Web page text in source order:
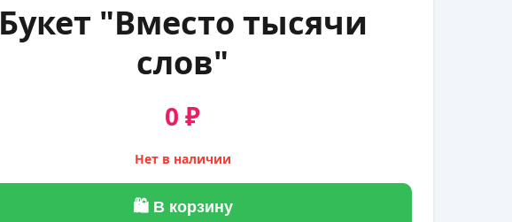
Букет "Вместо тысячи
слов"
0 ₽
Нет в наличии
🛍 В корзину